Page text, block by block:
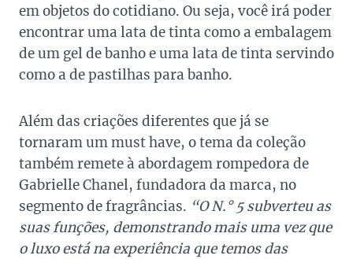
em objetos do cotidiano. Ou seja, você irá poder
encontrar uma lata de tinta como a embalagem
de um gel de banho e uma lata de tinta servindo
como a de pastilhas para banho.
Além das criações diferentes que já se
tornaram um must have, o tema da coleção
também remete à abordagem rompedora de
Gabrielle Chanel, fundadora da marca, no
segmento de fragrâncias. “O N.° 5 subverteu as
suas funções, demonstrando mais uma vez que
o luxo está na experiência que temos das